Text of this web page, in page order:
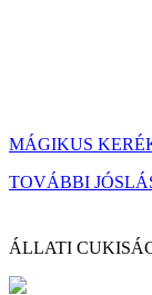
MÁGIKUS
TOVÁBBI
ÁLLATI